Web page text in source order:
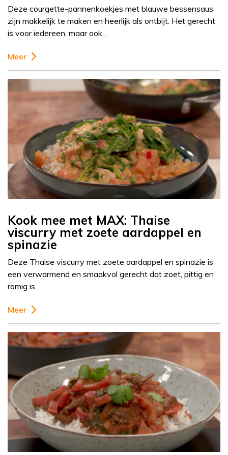
Deze courgette-pannenkoekjes met blauwe bessensaus
zijn makkelijk te maken en heerlijk als ontbijt. Het gerecht
is voor iedereen, maar ook…
Meer
Kook mee met MAX: Thaise
viscurry met zoete aardappel en
spinazie
Deze Thaise viscurry met zoete aardappel en spinazie is
een verwarmend en smaakvol gerecht dat zoet, pittig en
romig is….
Meer